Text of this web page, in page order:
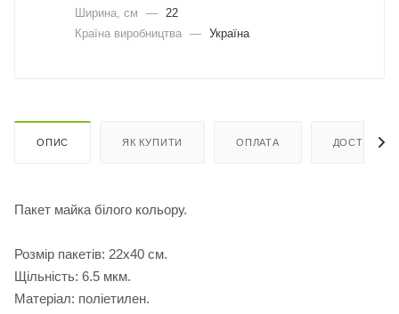
Ширина, cм
—
22
Країна виробництва — Україна
ОПИС ЯК КУПИТИ ОПЛАТА ДОСТАВКА
Пакет майка білого кольору.
Розмір пакетів: 22х40 см.
Щільність: 6.5 мкм.
Матеріал: поліетилен.